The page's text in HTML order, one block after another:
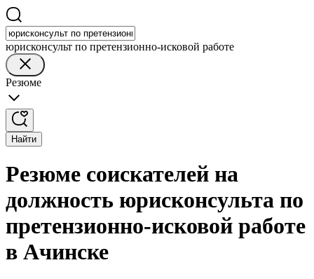
юрисконсульт по претензионно-исковой работе
Резюме
Найти
Резюме соискателей на
должность юрисконсульта по
претензионно-исковой работе
в Ачинске